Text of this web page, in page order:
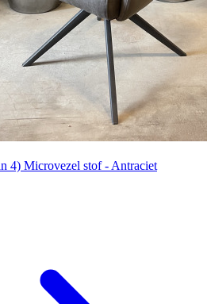
4) Microvezel stof - Antraciet